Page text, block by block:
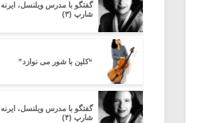
گفتگو با مدرس ویلنسل، ایرنه
شارپ (۳)
“کلین با شور می نوازد”
گفتگو با مدرس ویلنسل، ایرنه
شارپ (۴)